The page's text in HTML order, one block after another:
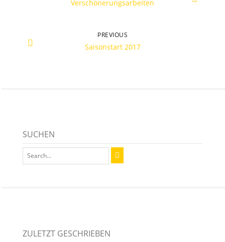
Verschönerungsarbeiten
PREVIOUS
Saisonstart 2017
SUCHEN
ZULETZT GESCHRIEBEN